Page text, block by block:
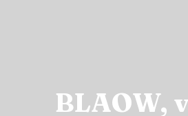
BLAOW,